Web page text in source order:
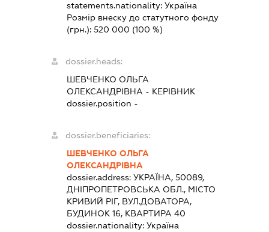
statements.nationality:Україна
Розмір внеску до статутного фонду
(грн.):520 000 (100 %)
dossier.heads:
ШЕВЧЕНКО ОЛЬГА
ОЛЕКСАНДРІВНА - КЕРІВНИК
dossier.position -
dossier.beneficiaries:
ШЕВЧЕНКО ОЛЬГА
ОЛЕКСАНДРІВНА
dossier.address:УКРАЇНА, 50089,
ДНІПРОПЕТРОВСЬКА ОБЛ., МІСТО
КРИВИЙ РІГ, ВУЛ.ДОВАТОРА,
БУДИНОК 16, КВАРТИРА 40
dossier.nationality:Україна